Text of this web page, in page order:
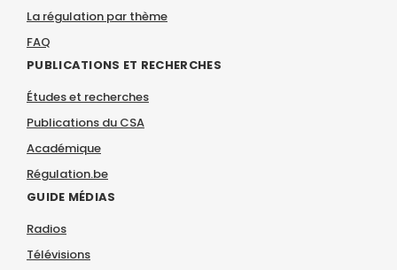
La régulation par thème
FAQ
PUBLICATIONS ET RECHERCHES
Études et recherches
Publications du CSA
Académique
Régulation.be
GUIDE MÉDIAS
Radios
Télévisions